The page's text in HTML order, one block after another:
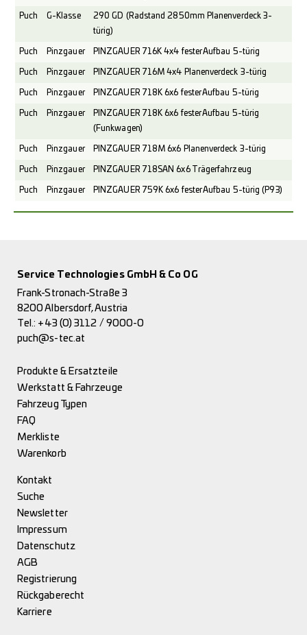
Puch G-Klasse
290 GD (Radstand 2850mm Planenverdeck 3-
türig)
Puch Pinzgauer PINZGAUER 716K 4x4 fester Aufbau 5-türig
Puch Pinzgauer PINZGAUER 716M 4x4 Planenverdeck 3-türig
Puch Pinzgauer PINZGAUER 718K 6x6 fester Aufbau 5-türig
Puch Pinzgauer
PINZGAUER 718K 6x6 fester Aufbau 5-türig
(Funkwagen)
Puch Pinzgauer PINZGAUER 718M 6x6 Planenverdeck 3-türig
Puch Pinzgauer PINZGAUER 718SAN 6x6 Trägerfahrzeug
Puch Pinzgauer PINZGAUER 759K 6x6 fester Aufbau 5-türig (P93)
Service Technologies GmbH & Co OG
Frank-Stronach-Straße 3
8200 Albersdorf, Austria
Tel.: +43 (0) 3112 / 9000-0
puch@s-tec.at
Produkte & Ersatzteile
Werkstatt & Fahrzeuge
Fahrzeug Typen
FAQ
Merkliste
Warenkorb
Kontakt
Suche
Newsletter
Impressum
Datenschutz
AGB
Registrierung
Rückgaberecht
Karriere